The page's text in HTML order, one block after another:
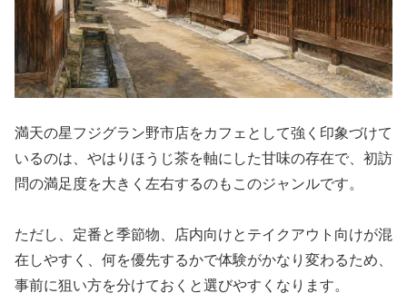
満天の星フジグラン野市店をカフェとして強く印象づけて
いるのは、やはりほうじ茶を軸にした甘味の存在で、初訪
問の満足度を大きく左右するのもこのジャンルです。
ただし、定番と季節物、店内向けとテイクアウト向けが混
在しやすく、何を優先するかで体験がかなり変わるため、
事前に狙い方を分けておくと選びやすくなります。